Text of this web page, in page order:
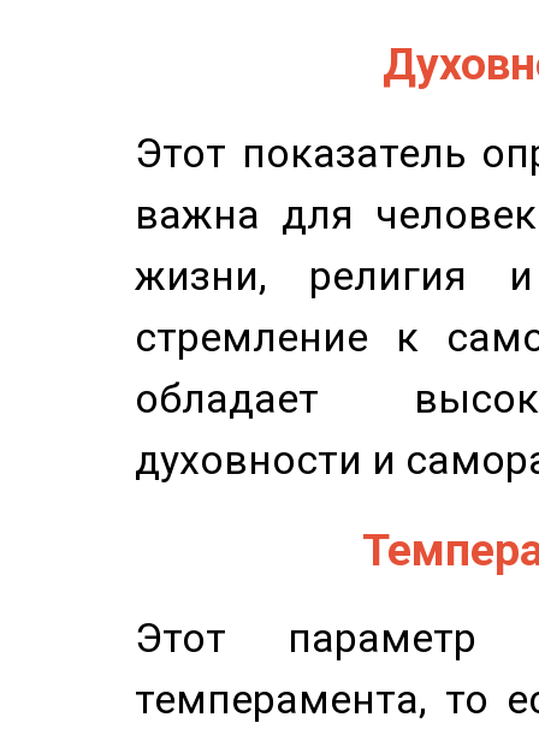
Этот показатель
важна для
жизни, религия
стремление к
обладает
духовности и
Этот параметр
темперамента, то